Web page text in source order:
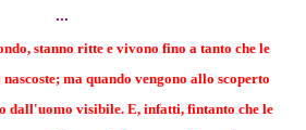
...
stanno ritte e vivono fino a tanto che le
ma quando vengono allo scoperto
dall'uomo visibile. E, infatti, fintanto che le